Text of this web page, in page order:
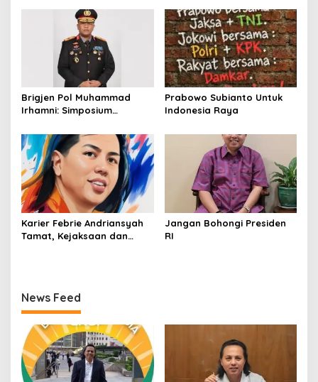
Jawa
Penambang Belerang
Kawah Ijen
Brigjen Pol Muhammad
Irhamni: Simposium
Kejahatan SDA-LH 2026–
2030 Beri Banyak Masukan
Bagi APH
Prabowo Subianto Untuk
Indonesia Raya
Karier Febrie Andriansyah
Tamat, Kejaksaan dan
Jangan Bohongi Presiden
RI
News Feed